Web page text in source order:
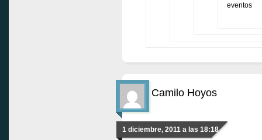
eventos
Camilo Hoyos
1 diciembre, 2011 a las 18:18